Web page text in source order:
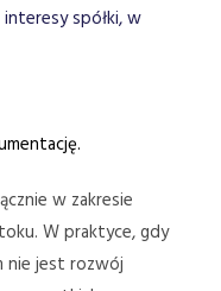
spółki, w
w zakresie
W praktyce, gdy
nie jest rozwój